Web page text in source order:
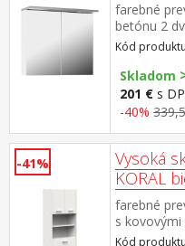
farebné
betónu 2
hornej
el.
PRAYA
FN2800
zakúpiť
Kód
Skladom
201 € s
-40%
-41%
Vysoká
KORAL
farebné
s
polica dve
Kód